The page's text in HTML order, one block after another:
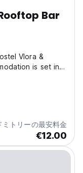
Bar
Vlora &
is set in a
with
with bar and
ミトリーの最安料金
€12.00